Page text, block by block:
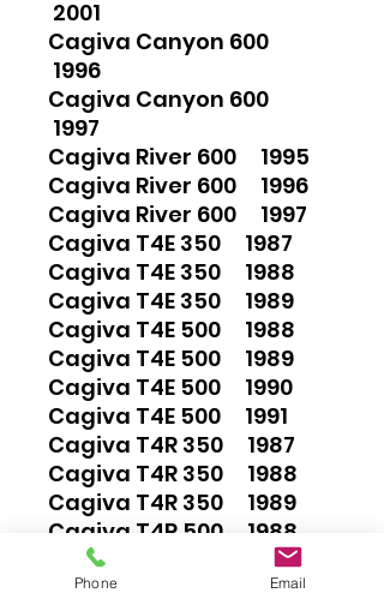
2001
Cagiva Canyon 600
1996
Cagiva Canyon 600
1997
Cagiva River 600 1995
Cagiva River 600 1996
Cagiva River 600 1997
Cagiva T4E 350 1987
Cagiva T4E 350 1988
Cagiva T4E 350 1989
Cagiva T4E 500 1988
Cagiva T4E 500 1989
Cagiva T4E 500 1990
Cagiva T4E 500 1991
Cagiva T4R 350 1987
Cagiva T4R 350 1988
Cagiva T4R 350 1989
Cagiva T4R 500 1988
Cagiva T4R 500 1989
Cagiva T4R 500 1990
Phone Email